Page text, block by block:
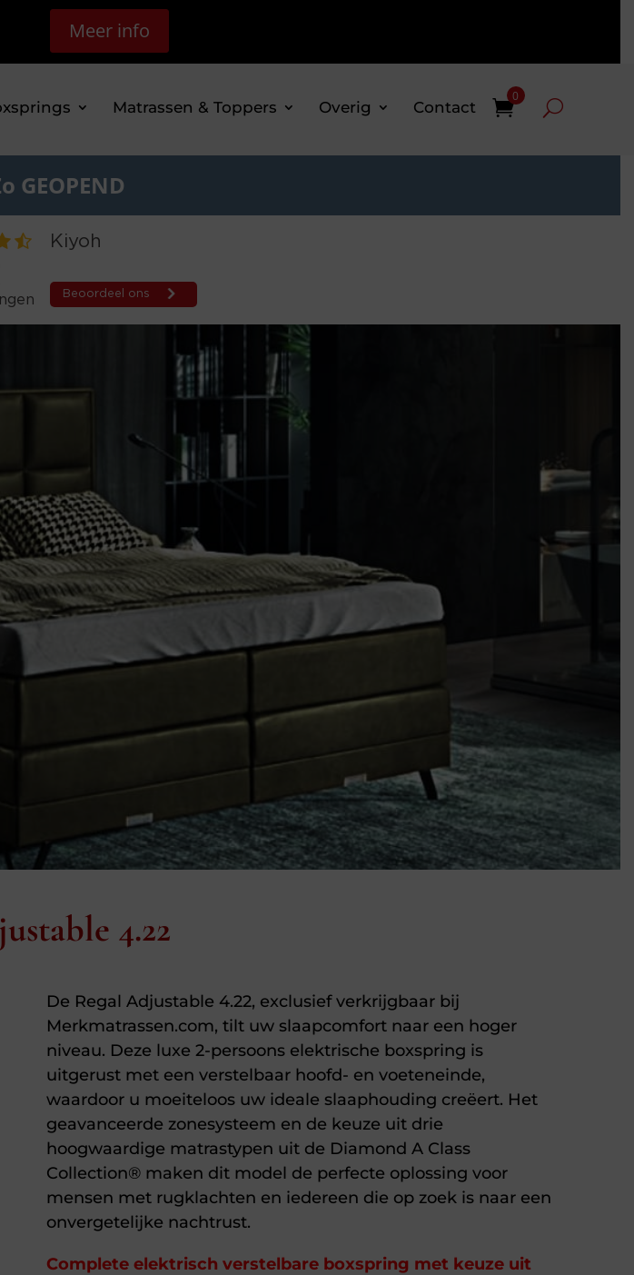
Meer info
Matrassen & Toppers Overig Contact
0
GEOPEND
4.22
De Regal Adjustable 4.22, exclusief verkrijgbaar bij
Merkmatrassen.com, tilt uw slaapcomfort naar een hoger
niveau. Deze luxe 2-persoons elektrische boxspring is
uitgerust met een verstelbaar hoofd- en voeteneinde,
waardoor u moeiteloos uw ideale slaaphouding creëert. Het
geavanceerde zonesysteem en de keuze uit drie
hoogwaardige matrastypen uit de Diamond A Class
Collection® maken dit model de perfecte oplossing voor
mensen met rugklachten en iedereen die op zoek is naar een
onvergetelijke nachtrust.
Complete elektrisch verstelbare boxspring met keuze uit